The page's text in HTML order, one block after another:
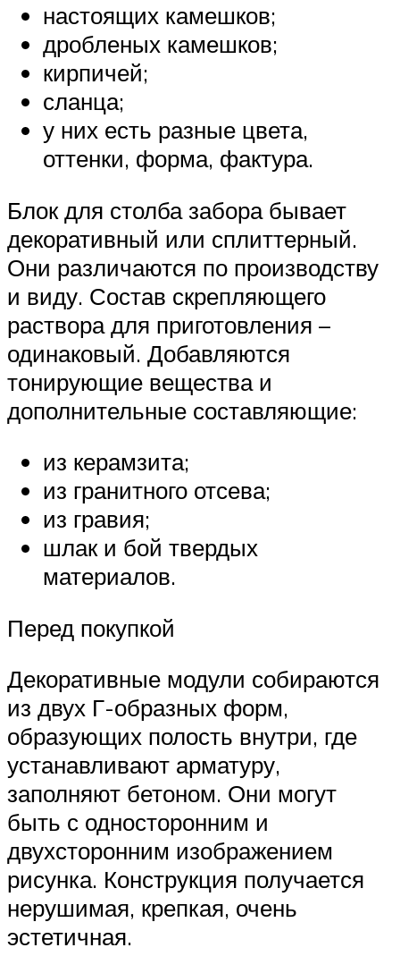
настоящих камешков;
дробленых камешков;
кирпичей;
сланца;
у них есть разные цвета,
оттенки, форма, фактура.
Блок для столба забора бывает
декоративный или сплиттерный.
Они различаются по производству
и виду. Состав скрепляющего
раствора для приготовления –
одинаковый. Добавляются
тонирующие вещества и
дополнительные составляющие:
из керамзита;
из гранитного отсева;
из гравия;
шлак и бой твердых
материалов.
Перед покупкой
Декоративные модули собираются
из двух Г-образных форм,
образующих полость внутри, где
устанавливают арматуру,
заполняют бетоном. Они могут
быть с односторонним и
двухсторонним изображением
рисунка. Конструкция получается
нерушимая, крепкая, очень
эстетичная.